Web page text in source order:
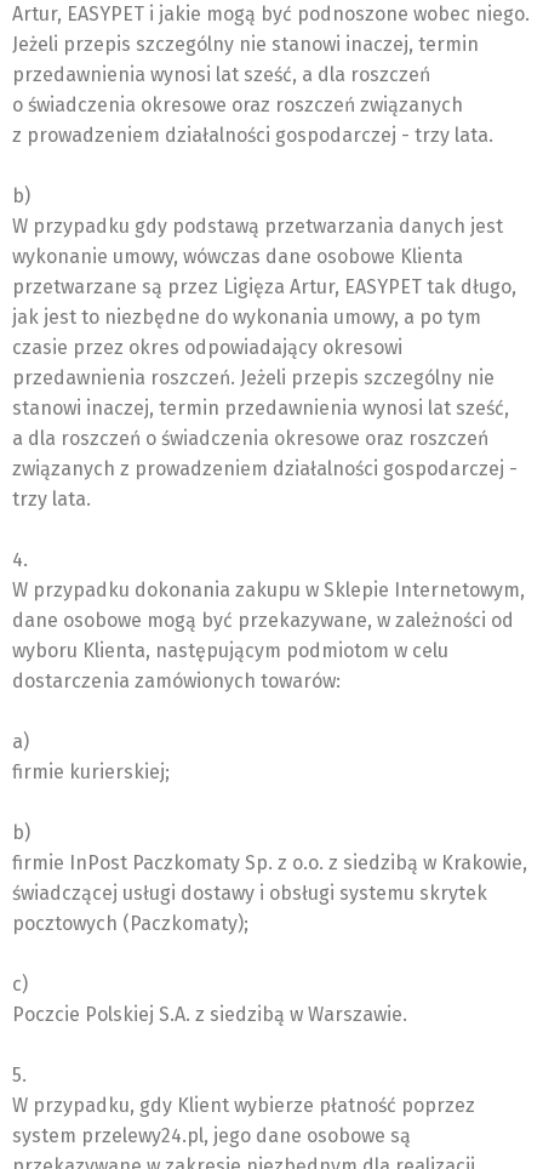
Artur, EASYPET i jakie mogą być podnoszone wobec niego.
Jeżeli przepis szczególny nie stanowi inaczej, termin
przedawnienia wynosi lat sześć, a dla roszczeń
o świadczenia okresowe oraz roszczeń związanych
z prowadzeniem działalności gospodarczej - trzy lata.
b)
W przypadku gdy podstawą przetwarzania danych jest
wykonanie umowy, wówczas dane osobowe Klienta
przetwarzane są przez Ligięza Artur, EASYPET tak długo,
jak jest to niezbędne do wykonania umowy, a po tym
czasie przez okres odpowiadający okresowi
przedawnienia roszczeń. Jeżeli przepis szczególny nie
stanowi inaczej, termin przedawnienia wynosi lat sześć,
a dla roszczeń o świadczenia okresowe oraz roszczeń
związanych z prowadzeniem działalności gospodarczej -
trzy lata.
4.
W przypadku dokonania zakupu w Sklepie Internetowym,
dane osobowe mogą być przekazywane, w zależności od
wyboru Klienta, następującym podmiotom w celu
dostarczenia zamówionych towarów:
a)
firmie kurierskiej;
b)
firmie InPost Paczkomaty Sp. z o.o. z siedzibą w Krakowie,
świadczącej usługi dostawy i obsługi systemu skrytek
pocztowych (Paczkomaty);
c)
Poczcie Polskiej S.A. z siedzibą w Warszawie.
5.
W przypadku, gdy Klient wybierze płatność poprzez
system przelewy24.pl, jego dane osobowe są